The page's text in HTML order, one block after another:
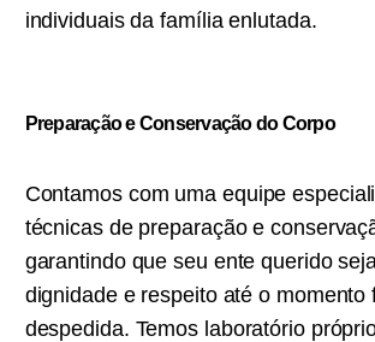
individuais da família enlutada.
Preparação e Conservação do Corpo
Contamos com uma equipe
técnicas de preparação e
garantindo que seu ente querido
dignidade e respeito até o momento
despedida. Temos laboratório